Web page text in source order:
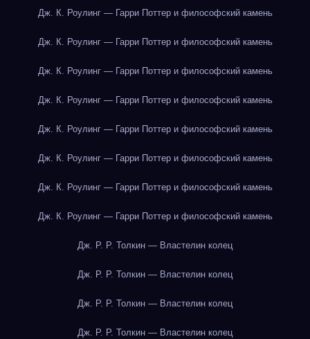
Дж. К. Роулинг — Гарри Поттер и философский камень
Дж. К. Роулинг — Гарри Поттер и философский камень
Дж. К. Роулинг — Гарри Поттер и философский камень
Дж. К. Роулинг — Гарри Поттер и философский камень
Дж. К. Роулинг — Гарри Поттер и философский камень
Дж. К. Роулинг — Гарри Поттер и философский камень
Дж. К. Роулинг — Гарри Поттер и философский камень
Дж. К. Роулинг — Гарри Поттер и философский камень
Дж. Р. Р. Толкин — Властелин колец
Дж. Р. Р. Толкин — Властелин колец
Дж. Р. Р. Толкин — Властелин колец
Дж. Р. Р. Толкин — Властелин колец